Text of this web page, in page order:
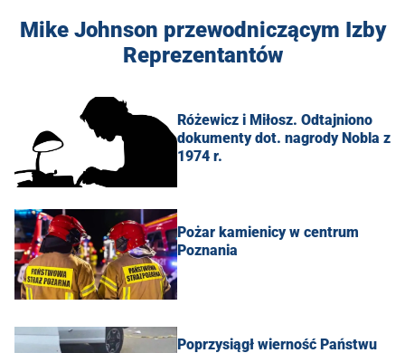
Mike Johnson przewodniczącym Izby
Reprezentantów
Różewicz i Miłosz. Odtajniono
dokumenty dot. nagrody Nobla z
1974 r.
Pożar kamienicy w centrum
Poznania
Poprzysiągł wierność Państwu